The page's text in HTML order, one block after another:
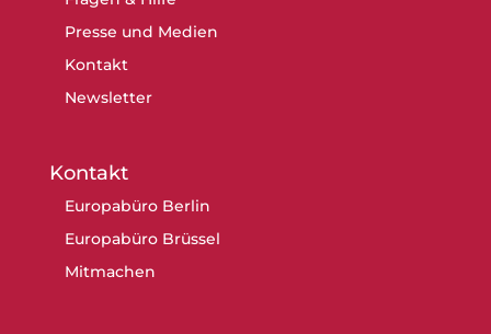
Presse und Medien
Kontakt
Newsletter
Kontakt
Europabüro Berlin
Europabüro Brüssel
Mitmachen